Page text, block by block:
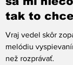
tak to
Vraj vedel skôr
melódiu
než rozprávať.